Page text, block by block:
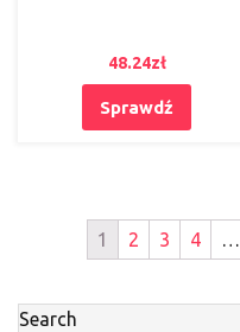
48.24zł
Sprawdź
1 2 3 4 …
Search